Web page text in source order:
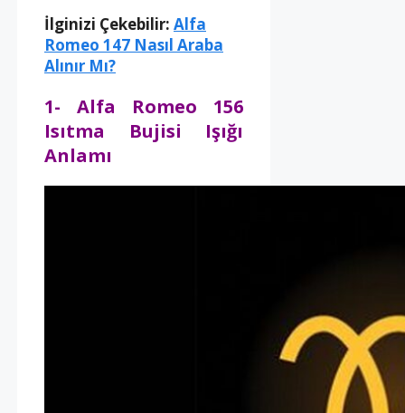
İlginizi Çekebilir: Alfa
Romeo 147 Nasıl Araba
Alınır Mı?
1- Alfa Romeo 156
Isıtma Bujisi Işığı
Anlamı